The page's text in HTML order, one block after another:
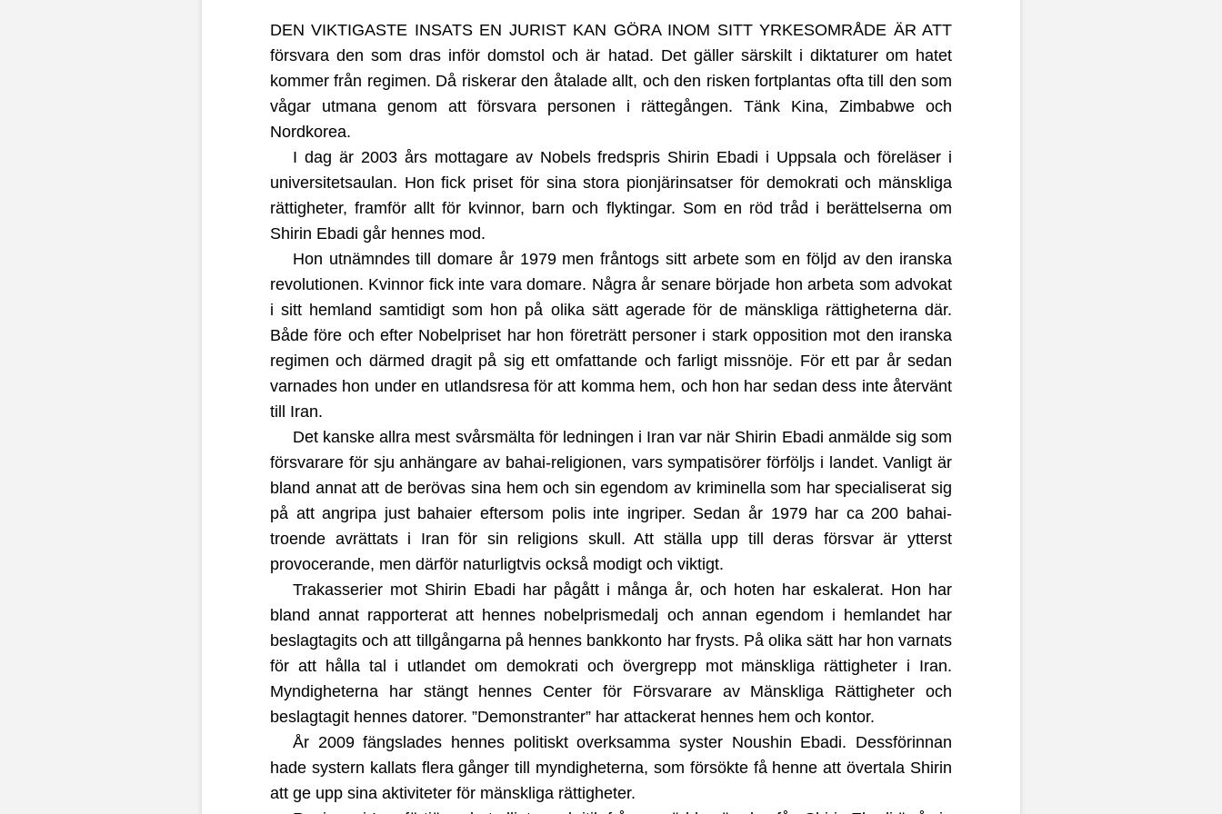
Den viktigaste insats en jurist kan göra inom sitt yrkesområde är att
försvara den som dras inför domstol och är hatad. Det gäller särskilt i diktaturer om hatet
kommer från regimen. Då riskerar den åtalade allt, och den risken fortplantas ofta till den som
vågar utmana genom att försvara personen i rättegången. Tänk Kina, Zimbabwe och
Nordkorea.
I dag är 2003 års mottagare av Nobels fredspris Shirin Ebadi i Uppsala och föreläser i
universitetsaulan. Hon fick priset för sina stora pionjärinsatser för demokrati och mänskliga
rättigheter, framför allt för kvinnor, barn och flyktingar. Som en röd tråd i berättelserna om
Shirin Ebadi går hennes mod.
Hon utnämndes till domare år 1979 men fråntogs sitt arbete som en följd av den iranska
revolutionen. Kvinnor fick inte vara domare. Några år senare började hon arbeta som advokat
i sitt hemland samtidigt som hon på olika sätt agerade för de mänskliga rättigheterna där.
Både före och efter Nobelpriset har hon företrätt personer i stark opposition mot den iranska
regimen och därmed dragit på sig ett omfattande och farligt missnöje. För ett par år sedan
varnades hon under en utlandsresa för att komma hem, och hon har sedan dess inte återvänt
till Iran.
Det kanske allra mest svårsmälta för ledningen i Iran var när Shirin Ebadi anmälde sig som
försvarare för sju anhängare av bahai-religionen, vars sympatisörer förföljs i landet. Vanligt är
bland annat att de berövas sina hem och sin egendom av kriminella som har specialiserat sig
på att angripa just bahaier eftersom polis inte ingriper. Sedan år 1979 har ca 200 bahai-
troende avrättats i Iran för sin religions skull. Att ställa upp till deras försvar är ytterst
provocerande, men därför naturligtvis också modigt och viktigt.
Trakasserier mot Shirin Ebadi har pågått i många år, och hoten har eskalerat. Hon har
bland annat rapporterat att hennes nobelprismedalj och annan egendom i hemlandet har
beslagtagits och att tillgångarna på hennes bankkonto har frysts. På olika sätt har hon varnats
för att hålla tal i utlandet om demokrati och övergrepp mot mänskliga rättigheter i Iran.
Myndigheterna har stängt hennes Center för Försvarare av Mänskliga Rättigheter och
beslagtagit hennes datorer. ”Demonstranter” har attackerat hennes hem och kontor.
År 2009 fängslades hennes politiskt overksamma syster Noushin Ebadi. Dessförinnan
hade systern kallats flera gånger till myndigheterna, som försökte få henne att övertala Shirin
att ge upp sina aktiviteter för mänskliga rättigheter.